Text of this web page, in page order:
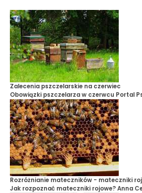
Zalecenia pszczelarskie na czerwiec
Obowiązki pszczelarza w czerwcu Portal
Rozróżnianie mateczników - mateczniki
Jak rozpoznać mateczniki rojowe?Anna